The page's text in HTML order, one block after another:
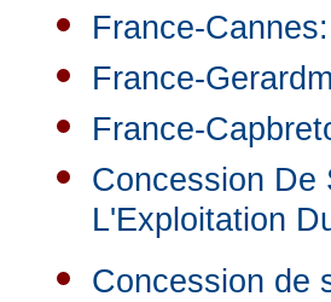
France-
France-
France-
Concession De
L'Exploitation
Concession de